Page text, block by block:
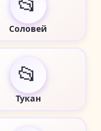
📂
Соловей
📂
Тукан